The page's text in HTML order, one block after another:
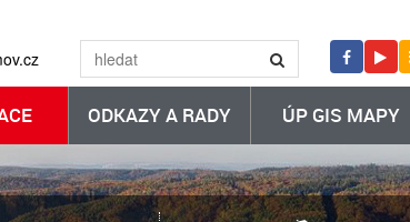
ODKAZY A RADY ÚP GIS MAPY